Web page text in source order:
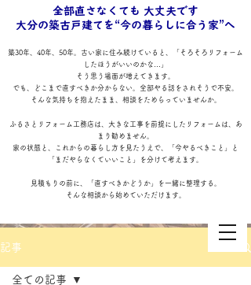
全部直さなくても 大丈夫です
大分の築古戸建てを“今の暮らしに合う家”へ
築30年、40年、50年。古い家に住み続けていると、「そろそろリフォーム
したほうがいいのかな…」
そう思う場面が増えてきます。
でも、どこまで直すべきか分からない。全部やる話をされそうで不安。
そんな気持ちを抱えたまま、相談をためらっていませんか。
ふるさとリフォーム工務店は、大きな工事を前提にしたリフォームは、あ
まり勧めません。
家の状態と、これからの暮らし方を見たうえで、「今やるべきこと」と
「まだやらなくていいこと」を分けて考えます。
見積もりの前に、「直すべきかどうか」を一緒に整理する。
そんな相談から始めていただけます。
記事
全ての記事